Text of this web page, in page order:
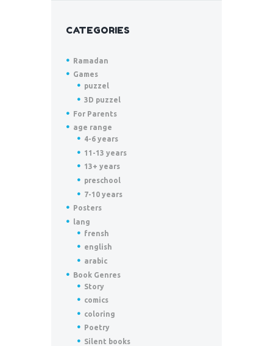
CATEGORIES
Ramadan
Games
puzzel
3D puzzel
For Parents
age range
4-6 years
11-13 years
13+ years
preschool
7-10 years
Posters
lang
frensh
english
arabic
Book Genres
Story
comics
coloring
Poetry
Silent books